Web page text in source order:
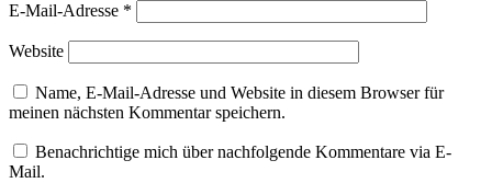
E-Mail-Adresse *
Website
Name, E-Mail-Adresse und Website in diesem Browser für
meinen nächsten Kommentar speichern.
Benachrichtige mich über nachfolgende Kommentare via E-
Mail.